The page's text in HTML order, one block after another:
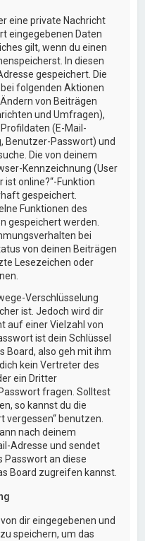
eine private Nachricht
eingegebenen Daten
gilt, wenn du einen
In diesen
gespeichert. Die
folgenden Aktionen
von Beiträgen
und Umfragen),
(E-Mail-
Benutzer-Passwort) und
Die von deinem
Kennzeichnung (User
ist online?“-Funktion
gespeichert.
Funktionen des
gespeichert werden.
bei
von deinen Beiträgen
Lesezeichen oder
Verschlüsselung
ist. Jedoch wird dir
auf einer Vielzahl von
ist dein Schlüssel
Board, also geh mit ihm
kein Vertreter des
ein Dritter
fragen. Solltest
so kannst du die
vergessen“ benutzen.
nach deinem
Adresse und sendet
Passwort an diese
Board zugreifen kannst.
dir eingegebenen und
speichern, um das